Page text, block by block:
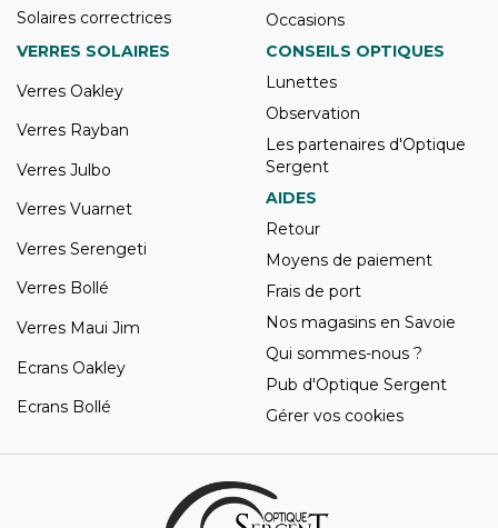
Solaires correctrices
Occasions
VERRES SOLAIRES
Verres Oakley
Verres Rayban
Verres Julbo
Verres Vuarnet
Verres Serengeti
Verres Bollé
Verres Maui Jim
Ecrans Oakley
Ecrans Bollé
CONSEILS OPTIQUES
Lunettes
Observation
Les partenaires d'Optique
Sergent
AIDES
Retour
Moyens de paiement
Frais de port
Nos magasins en Savoie
Qui sommes-nous ?
Pub d'Optique Sergent
Gérer vos cookies